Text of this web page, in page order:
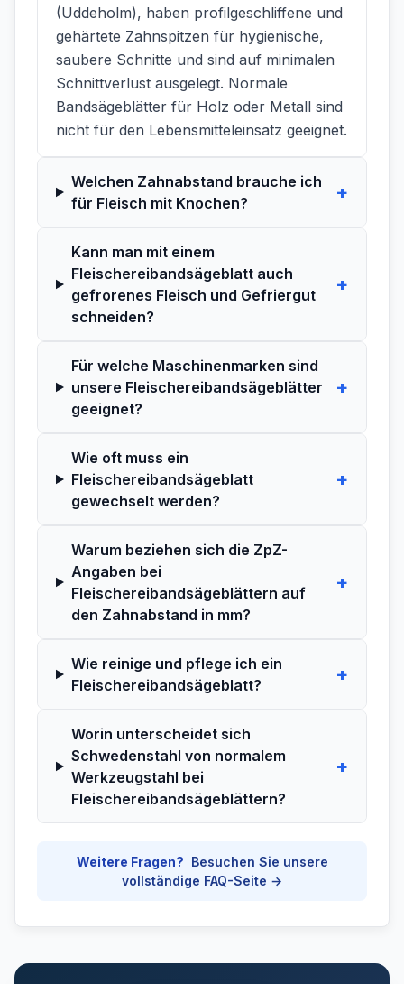
(Uddeholm), haben profilgeschliffene und
gehärtete Zahnspitzen für hygienische,
saubere Schnitte und sind auf minimalen
Schnittverlust ausgelegt. Normale
Bandsägeblätter für Holz oder Metall sind
nicht für den Lebensmitteleinsatz geeignet.
Welchen Zahnabstand brauche ich
für Fleisch mit Knochen?
+
Kann man mit einem
Fleischereibandsägeblatt auch
gefrorenes Fleisch und Gefriergut
schneiden?
+
Für welche Maschinenmarken sind
unsere Fleischereibandsägeblätter
geeignet?
+
Wie oft muss ein
Fleischereibandsägeblatt
gewechselt werden?
+
Warum beziehen sich die ZpZ-
Angaben bei
Fleischereibandsägeblättern auf
den Zahnabstand in mm?
+
Wie reinige und pflege ich ein
Fleischereibandsägeblatt?
+
Worin unterscheidet sich
Schwedenstahl von normalem
Werkzeugstahl bei
Fleischereibandsägeblättern?
+
Weitere Fragen? Besuchen Sie unsere
vollständige FAQ-Seite →